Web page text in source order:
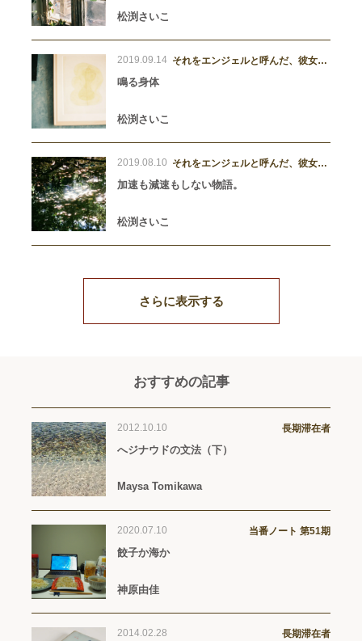
松渕さいこ
2019.09.14 それをエンジェルと呼んだ、彼女た
鳴る身体
松渕さいこ
2019.08.10 それをエンジェルと呼んだ、彼女た
加速も減速もしない物語。
松渕さいこ
さらに表示する
おすすめの記事
2012.10.10 長期滞在者
へジナウドの文法（下）
Maysa Tomikawa
2020.07.10 当番ノート 第51期
餃子か海か
神原由佳
2014.02.28 長期滞在者